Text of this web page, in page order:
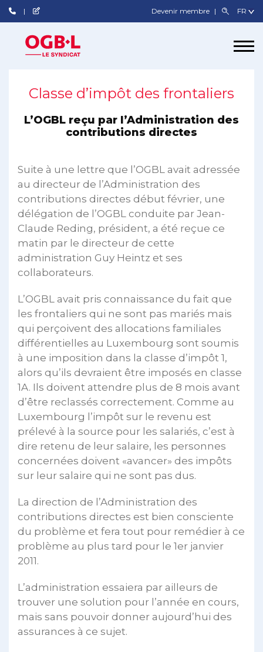
Devenir membre
Classe d’impôt des frontaliers
L’OGBL reçu par l’Administration des
contributions directes
Suite à une lettre que l’OGBL avait adressée
au directeur de l’Administration des
contributions directes début février, une
délégation de l’OGBL conduite par Jean-
Claude Reding, président, a été reçue ce
matin par le directeur de cette
administration Guy Heintz et ses
collaborateurs.
L’OGBL avait pris connaissance du fait que
les frontaliers qui ne sont pas mariés mais
qui perçoivent des allocations familiales
différentielles au Luxembourg sont soumis
à une imposition dans la classe d’impôt 1,
alors qu’ils devraient être imposés en classe
1A. Ils doivent attendre plus de 8 mois avant
d’être reclassés correctement. Comme au
Luxembourg l’impôt sur le revenu est
prélevé à la source pour les salariés, c’est à
dire retenu de leur salaire, les personnes
concernées doivent «avancer» des impôts
sur leur salaire qui ne sont pas dus.
La direction de l’Administration des
contributions directes est bien consciente
du problème et fera tout pour remédier à ce
problème au plus tard pour le 1er janvier
2011.
L’administration essaiera par ailleurs de
trouver une solution pour l’année en cours,
mais sans pouvoir donner aujourd’hui des
assurances à ce sujet.